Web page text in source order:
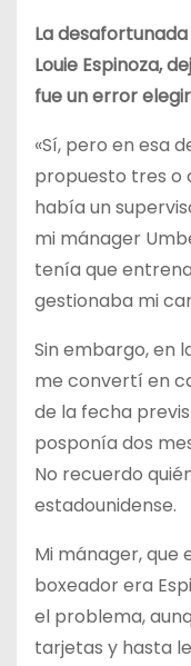
La
Louie Espinoza,
fue un error
«Sí, pero en esa
propuesto tres o
había un
mi mánager
tenía que
gestionaba mi
Sin embargo, en
me convertí en
de la fecha
posponía dos
No recuerdo
estadounidense.
Mi mánager, que
boxeador era
el problema,
tarjetas y hasta